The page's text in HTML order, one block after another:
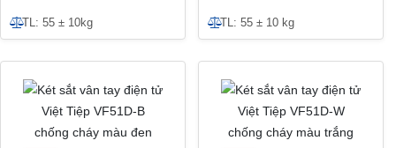
TL: 55 ± 10kg TL: 55 ± 10 kg